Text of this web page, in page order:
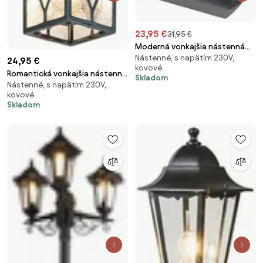
24,95 €
Romantická vonkajšia nástenná
lampa tmavozelená - London
Nástenné, s napätím 230V,
kovové
Skladom
23,95 €31,95 €
Moderná vonkajšia nástenná
lampa tmavosivá vrátane LED
2-svetlo IP54 - Mal
Nástenné, s napätím 230V,
kovové
Skladom